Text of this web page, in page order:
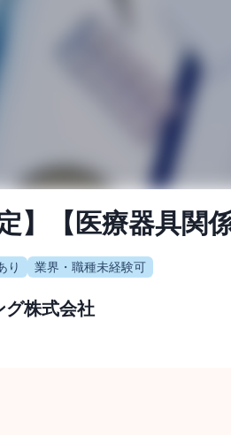
】【医療器具関
り 業界・職種未経験可
グ株式会社